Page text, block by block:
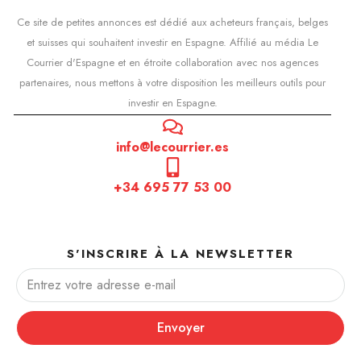
Ce site de petites annonces est dédié aux acheteurs français, belges
et suisses qui souhaitent investir en Espagne. Affilié au média Le
Courrier d'Espagne et en étroite collaboration avec nos agences
partenaires, nous mettons à votre disposition les meilleurs outils pour
investir en Espagne.
info@lecourrier.es
+34 695 77 53 00
S'INSCRIRE À LA NEWSLETTER
Envoyer